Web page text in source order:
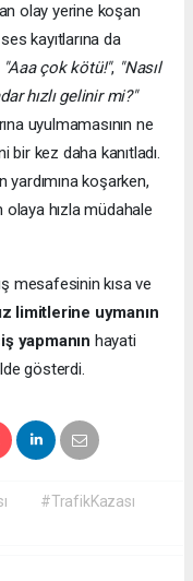
olay yerine koşan
kayıtlarına da
"Aaa çok kötü!", "Nasıl
hızlı gelinir mi?"
uyulmamasının ne
kez daha kanıtladı.
koşarken,
hızla müdahale
mesafesinin kısa ve
limitlerine uymanın
yapmanın hayati
gösterdi.
#TrafikKazası